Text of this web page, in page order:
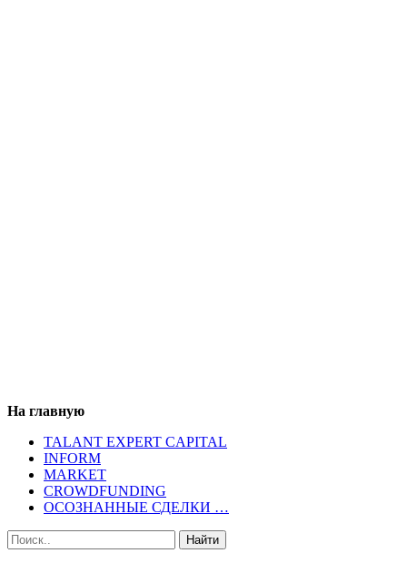
На главную
TALANT EXPERT CAPITAL
INFORM
MARKET
CROWDFUNDING
ОСОЗНАННЫЕ СДЕЛКИ …